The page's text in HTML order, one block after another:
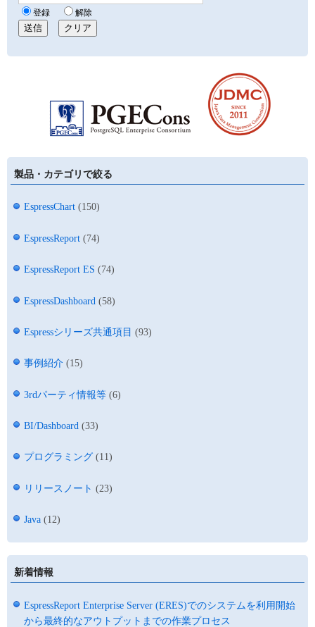
製品・カテゴリで絞る
EspressChart (150)
EspressReport (74)
EspressReport ES (74)
EspressDashboard (58)
Espressシリーズ共通項目 (93)
事例紹介 (15)
3rdパーティ情報等 (6)
BI/Dashboard (33)
プログラミング (11)
リリースノート (23)
Java (12)
新着情報
EspressReport Enterprise Server (ERES)でのシステムを利用開始
から最終的なアウトプットまでの作業プロセス